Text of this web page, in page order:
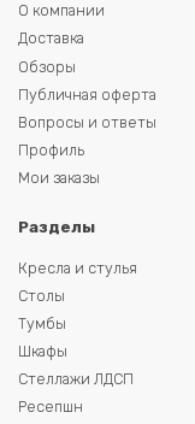
О компании
Доставка
Обзоры
Публичная оферта
Вопросы и ответы
Профиль
Мои заказы
Разделы
Кресла и стулья
Столы
Тумбы
Шкафы
Стеллажи ЛДСП
Ресепшн